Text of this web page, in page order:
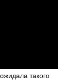
такого